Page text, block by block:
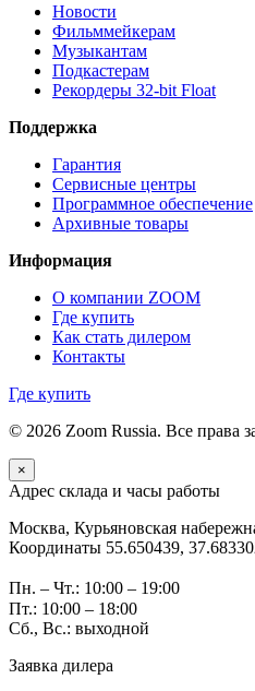
Новости
Фильммейкерам
Музыкантам
Подкастерам
Рекордеры 32‑bit Float
Поддержка
Гарантия
Сервисные центры
Программное обеспечение
Архивные товары
Информация
О компании ZOOM
Где купить
Как стать дилером
Контакты
Где купить
© 2026 Zoom Russia. Все права
×
Адрес склада и часы работы
Москва, Курьяновская
Координаты 55.650439,
Пн. – Чт.: 10:00 – 19:00
Пт.: 10:00 – 18:00
Сб., Вс.: выходной
Заявка дилера